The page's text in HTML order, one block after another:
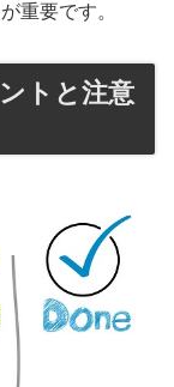
重要です。
トと注意